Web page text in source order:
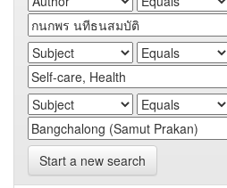
Start a new search